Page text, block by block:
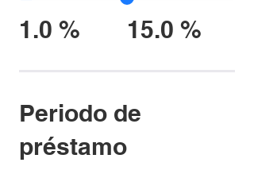
1.0 % 15.0 %
Periodo de
préstamo